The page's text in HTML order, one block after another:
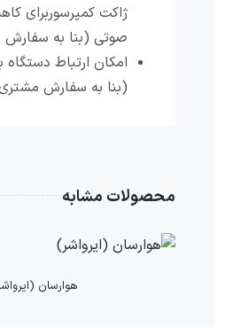
ژاکت کمپرسوربرای
صوتی (بنا به
(بنا به سفارش
محصولات مشابه
هوارسان